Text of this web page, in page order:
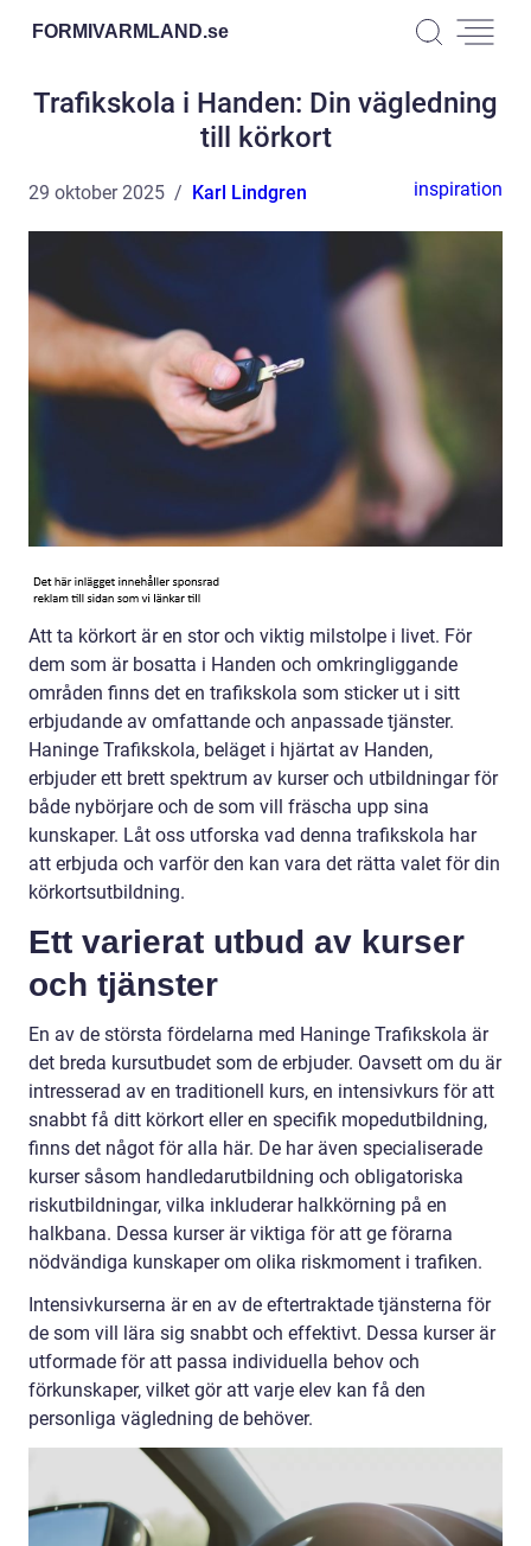
FORMIVARMLAND.se
Trafikskola i Handen: Din vägledning
till körkort
29 oktober 2025 Karl Lindgren inspiration
Att ta körkort är en stor och viktig milstolpe i livet. För
dem som är bosatta i Handen och omkringliggande
områden finns det en trafikskola som sticker ut i sitt
erbjudande av omfattande och anpassade tjänster.
Haninge Trafikskola, beläget i hjärtat av Handen,
erbjuder ett brett spektrum av kurser och utbildningar för
både nybörjare och de som vill fräscha upp sina
kunskaper. Låt oss utforska vad denna trafikskola har
att erbjuda och varför den kan vara det rätta valet för din
körkortsutbildning.
Ett varierat utbud av kurser
och tjänster
En av de största fördelarna med Haninge Trafikskola är
det breda kursutbudet som de erbjuder. Oavsett om du är
intresserad av en traditionell kurs, en intensivkurs för att
snabbt få ditt körkort eller en specifik mopedutbildning,
finns det något för alla här. De har även specialiserade
kurser såsom handledarutbildning och obligatoriska
riskutbildningar, vilka inkluderar halkkörning på en
halkbana. Dessa kurser är viktiga för att ge förarna
nödvändiga kunskaper om olika riskmoment i trafiken.
Intensivkurserna är en av de eftertraktade tjänsterna för
de som vill lära sig snabbt och effektivt. Dessa kurser är
utformade för att passa individuella behov och
förkunskaper, vilket gör att varje elev kan få den
personliga vägledning de behöver.